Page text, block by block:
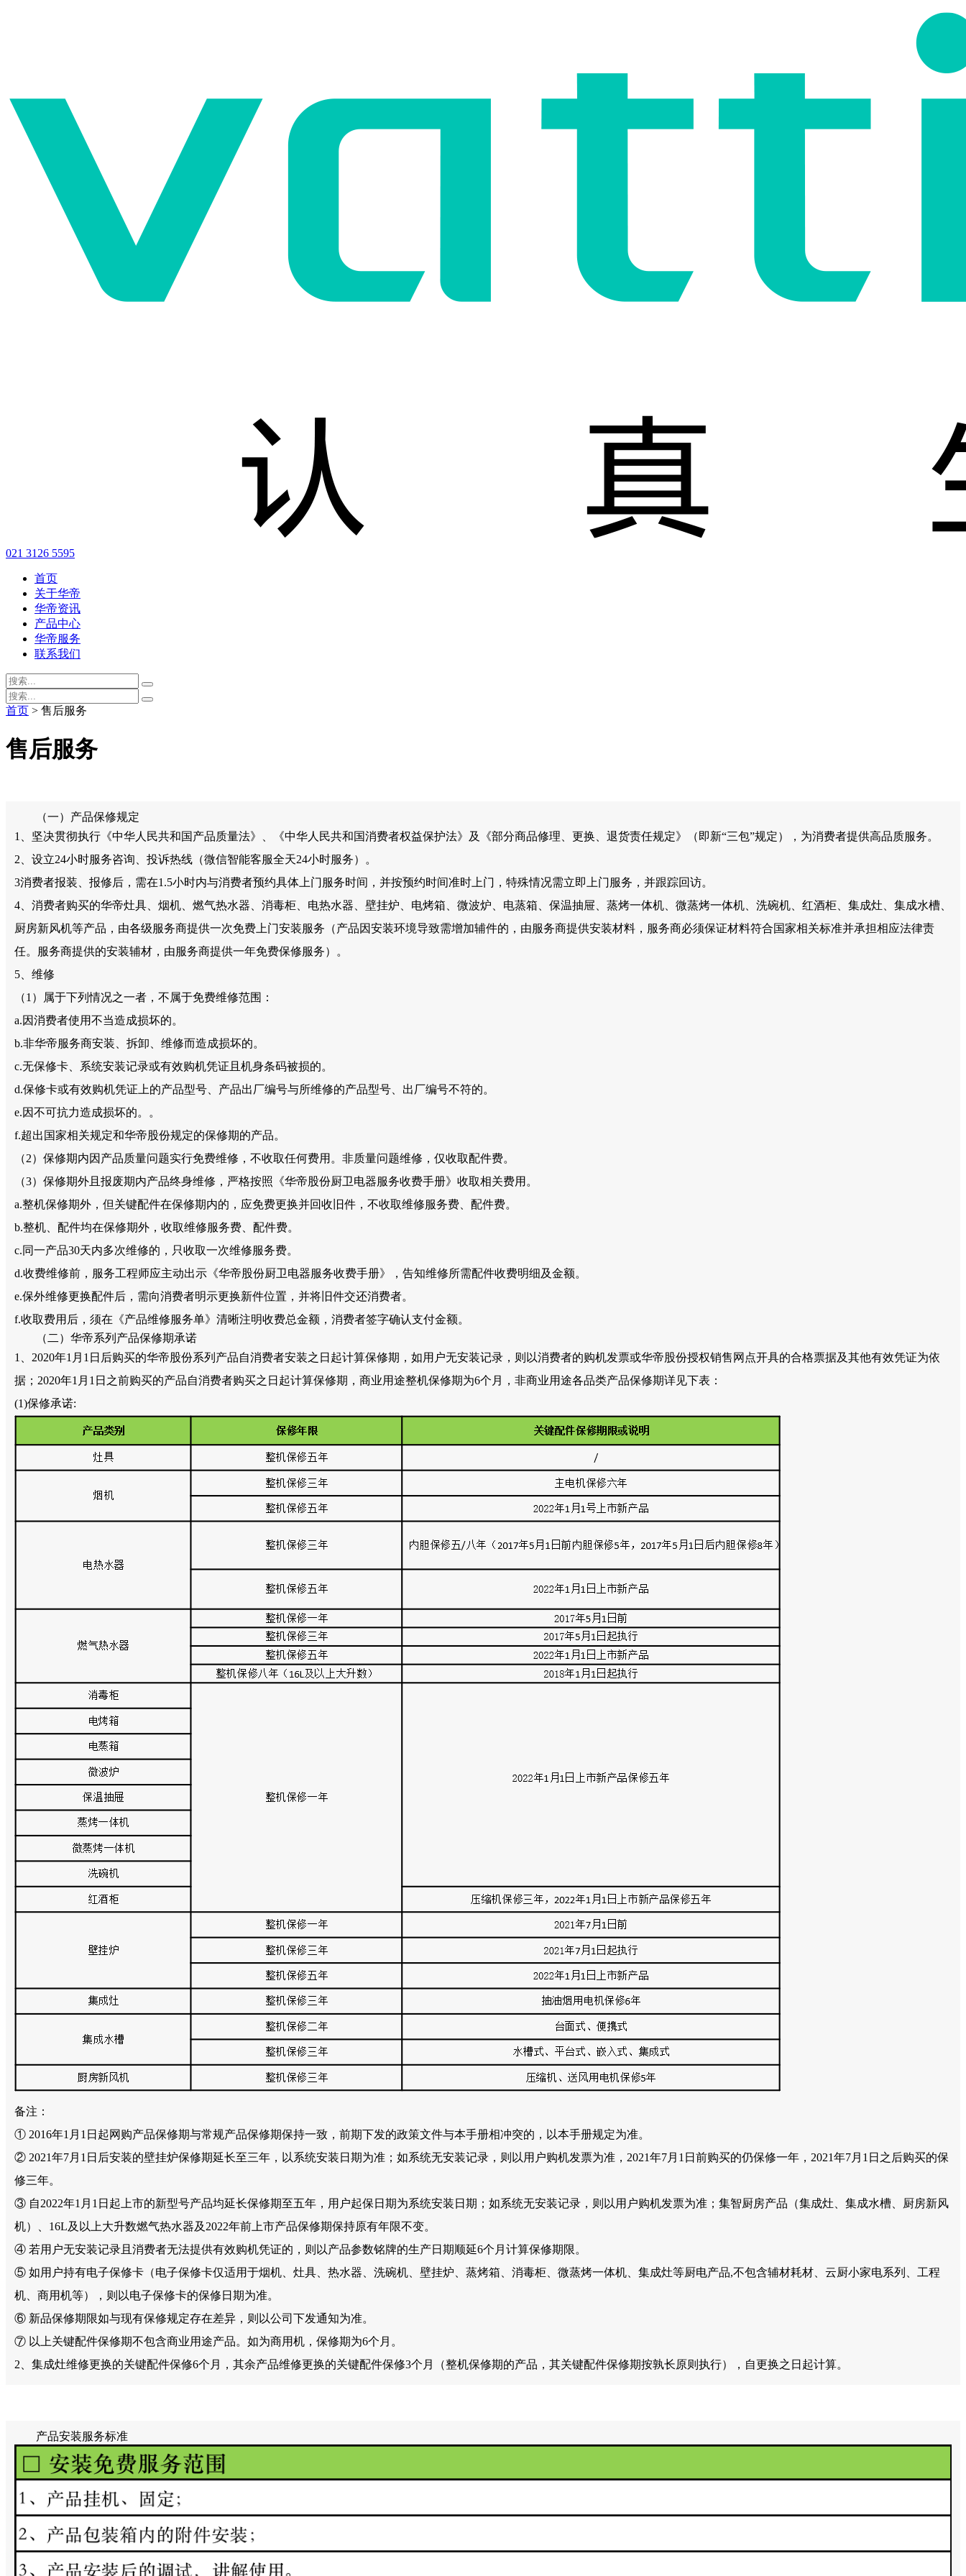
021 3126 5595
首页
关于华帝
华帝资讯
产品中心
华帝服务
联系我们
首页 > 售后服务
售后服务
（一）产品保修规定
1、坚决贯彻执行《中华人民共和国产品质量法》、《中华人民共和国消费者权益保护法》及《部分商品修理、更换、退货责任规定》（即新“三包”规定），为消费者提供高品质服务。
2、设立24小时服务咨询、投诉热线（微信智能客服全天24小时服务）。
3消费者报装、报修后，需在1.5小时内与消费者预约具体上门服务时间，并按预约时间准时上门，特殊情况需立即上门服务，并跟踪回访。
4、消费者购买的华帝灶具、烟机、燃气热水器、消毒柜、电热水器、壁挂炉、电烤箱、微波炉、电蒸箱、保温抽屉、蒸烤一体机、微蒸烤一体机、洗碗机、红酒柜、集成灶、集成水槽、
厨房新风机等产品，由各级服务商提供一次免费上门安装服务（产品因安装环境导致需增加辅件的，由服务商提供安装材料，服务商必须保证材料符合国家相关标准并承担相应法律责
任。服务商提供的安装辅材，由服务商提供一年免费保修服务）。
5、维修
（1）属于下列情况之一者，不属于免费维修范围：
a.因消费者使用不当造成损坏的。
b.非华帝服务商安装、拆卸、维修而造成损坏的。
c.无保修卡、系统安装记录或有效购机凭证且机身条码被损的。
d.保修卡或有效购机凭证上的产品型号、产品出厂编号与所维修的产品型号、出厂编号不符的。
e.因不可抗力造成损坏的。。
f.超出国家相关规定和华帝股份规定的保修期的产品。
（2）保修期内因产品质量问题实行免费维修，不收取任何费用。非质量问题维修，仅收取配件费。
（3）保修期外且报废期内产品终身维修，严格按照《华帝股份厨卫电器服务收费手册》收取相关费用。
a.整机保修期外，但关键配件在保修期内的，应免费更换并回收旧件，不收取维修服务费、配件费。
b.整机、配件均在保修期外，收取维修服务费、配件费。
c.同一产品30天内多次维修的，只收取一次维修服务费。
d.收费维修前，服务工程师应主动出示《华帝股份厨卫电器服务收费手册》，告知维修所需配件收费明细及金额。
e.保外维修更换配件后，需向消费者明示更换新件位置，并将旧件交还消费者。
f.收取费用后，须在《产品维修服务单》清晰注明收费总金额，消费者签字确认支付金额。
（二）华帝系列产品保修期承诺
1、2020年1月1日后购买的华帝股份系列产品自消费者安装之日起计算保修期，如用户无安装记录，则以消费者的购机发票或华帝股份授权销售网点开具的合格票据及其他有效凭证为依
据；2020年1月1日之前购买的产品自消费者购买之日起计算保修期，商业用途整机保修期为6个月，非商业用途各品类产品保修期详见下表：
(1)保修承诺:
备注：
① 2016年1月1日起网购产品保修期与常规产品保修期保持一致，前期下发的政策文件与本手册相冲突的，以本手册规定为准。
② 2021年7月1日后安装的壁挂炉保修期延长至三年，以系统安装日期为准；如系统无安装记录，则以用户购机发票为准，2021年7月1日前购买的仍保修一年，2021年7月1日之后购买的保
修三年。
③ 自2022年1月1日起上市的新型号产品均延长保修期至五年，用户起保日期为系统安装日期；如系统无安装记录，则以用户购机发票为准；集智厨房产品（集成灶、集成水槽、厨房新风
机）、16L及以上大升数燃气热水器及2022年前上市产品保修期保持原有年限不变。
④ 若用户无安装记录且消费者无法提供有效购机凭证的，则以产品参数铭牌的生产日期顺延6个月计算保修期限。
⑤ 如用户持有电子保修卡（电子保修卡仅适用于烟机、灶具、热水器、洗碗机、壁挂炉、蒸烤箱、消毒柜、微蒸烤一体机、集成灶等厨电产品,不包含辅材耗材、云厨小家电系列、工程
机、商用机等），则以电子保修卡的保修日期为准。
⑥ 新品保修期限如与现有保修规定存在差异，则以公司下发通知为准。
⑦ 以上关键配件保修期不包含商业用途产品。如为商用机，保修期为6个月。
2、集成灶维修更换的关键配件保修6个月，其余产品维修更换的关键配件保修3个月（整机保修期的产品，其关键配件保修期按孰长原则执行），自更换之日起计算。
产品安装服务标准